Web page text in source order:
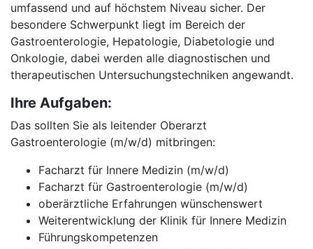
umfassend und auf höchstem Niveau sicher. Der
besondere Schwerpunkt liegt im Bereich der
Gastroenterologie, Hepatologie, Diabetologie und
Onkologie, dabei werden alle diagnostischen und
therapeutischen Untersuchungstechniken angewandt.
Ihre Aufgaben:
Das sollten Sie als leitender Oberarzt
Gastroenterologie (m/w/d) mitbringen:
Facharzt für Innere Medizin (m/w/d)
Facharzt für Gastroenterologie (m/w/d)
oberärztliche Erfahrungen wünschenswert
Weiterentwicklung der Klinik für Innere Medizin
Führungskompetenzen